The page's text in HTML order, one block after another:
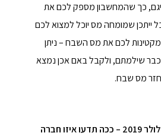
כך שהמחשבון מספק לכם את
ייתכן שמומחה מס יוכל למצוא לכם
לכם את מס השבח – ניתן
שילמתם, ולקבל באם אכן נמצא
מס שבח.
השוואת מחירי סלולר 2019 – ככה תדעו איזו חברה